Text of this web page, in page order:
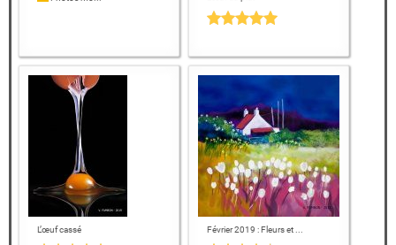
L’œuf cassé Février 2019 : Fleurs et ...